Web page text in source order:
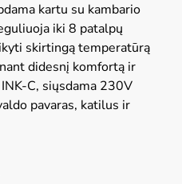
kartu su kambario
iki 8 patalpų
skirtingą temperatūrą
didesnį komfortą ir
C, siųsdama 230V
pavaras, katilus ir